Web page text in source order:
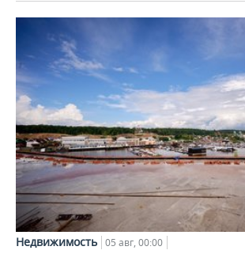
Недвижимость 05 авг, 00:00